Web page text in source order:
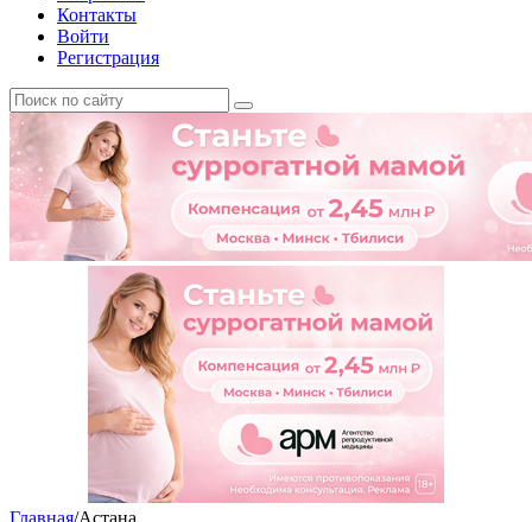
Контакты
Войти
Регистрация
Главная/Астана